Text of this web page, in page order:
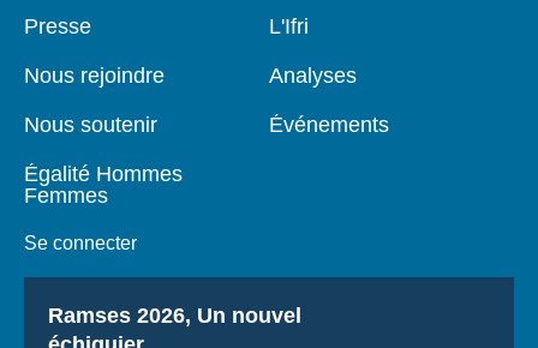
Pied
Presse
Nous rejoindre
Nous soutenir
Égalité Hommes
Femmes
Se connecter
Navigation
L'Ifri
Analyses
Événements
Titre
Ramses 2026, Un nouvel